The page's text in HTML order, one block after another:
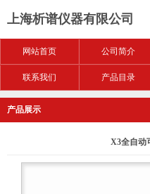
上海析谱仪器有限公司
网站首页 公司简介
联系我们 产品目录
产品展示
X3全自动